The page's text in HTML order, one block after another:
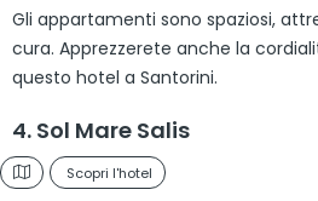
Gli appartamenti sono spaziosi,
cura. Apprezzerete anche la
questo hotel a Santorini.
4. Sol Mare Salis
Scopri l'hotel